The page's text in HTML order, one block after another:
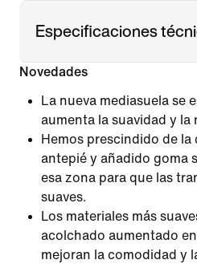
Especificaciones
Novedades
La nueva mediasuela se
aumenta la suavidad y la
Hemos prescindido de la
antepié y añadido goma
esa zona para que las
suaves.
Los materiales más
acolchado aumentado
mejoran la comodidad y